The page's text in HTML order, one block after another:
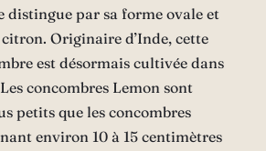
distingue par sa forme ovale et
Originaire d’Inde, cette
est désormais cultivée dans
concombres Lemon sont
petits que les concombres
environ 10 à 15 centimètres